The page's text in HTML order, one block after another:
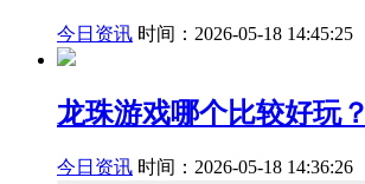
今日资讯 时间：2026-05-18 14:45:25
龙珠游戏哪个比较好玩？
今日资讯 时间：2026-05-18 14:36:26